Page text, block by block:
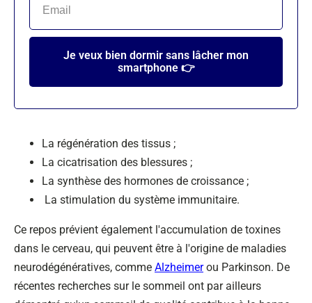
Je veux bien dormir sans lâcher mon
smartphone 👉
La régénération des tissus ;
La cicatrisation des blessures ;
La synthèse des hormones de croissance ;
La stimulation du système immunitaire.
Ce repos prévient également l'accumulation de toxines
dans le cerveau, qui peuvent être à l'origine de maladies
neurodégénératives, comme Alzheimerou Parkinson. De
récentes recherches sur le sommeil ont par ailleurs